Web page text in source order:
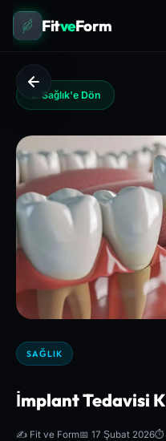
FitveForm
← Sağlık'e Dön
SAĞLIK
İmplant Tedavisi
✍️ Fit ve Form📅 17 Şubat 2026⏱️